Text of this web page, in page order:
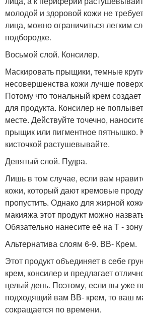
молодой и здоровой кожи не
лица, можно ограничиться легким
подбородке.
Восьмой слой. Консилер.
Маскировать прыщики, темные
несовершенства кожи лучше
Потому что тональный крем
для продукта. Консилер не
месте. Действуйте точечно,
прыщик или пигментное пятнышко.
кисточкой растушевывайте.
Девятый слой. Пудра.
Лишь в том случае, если вам
кожи, который дают кремовые
пропустить. Однако для жирной
макияжа этот продукт можно
Обязательно нанесите её на Т -
Альтернатива слоям 6-9. ВВ- Крем.
Этот продукт объединяет в себе
крем, консилер и предлагает
целый день. Поэтому, если вы уже
подходящий вам ВВ- крем, то ваш
сокращается по времени.